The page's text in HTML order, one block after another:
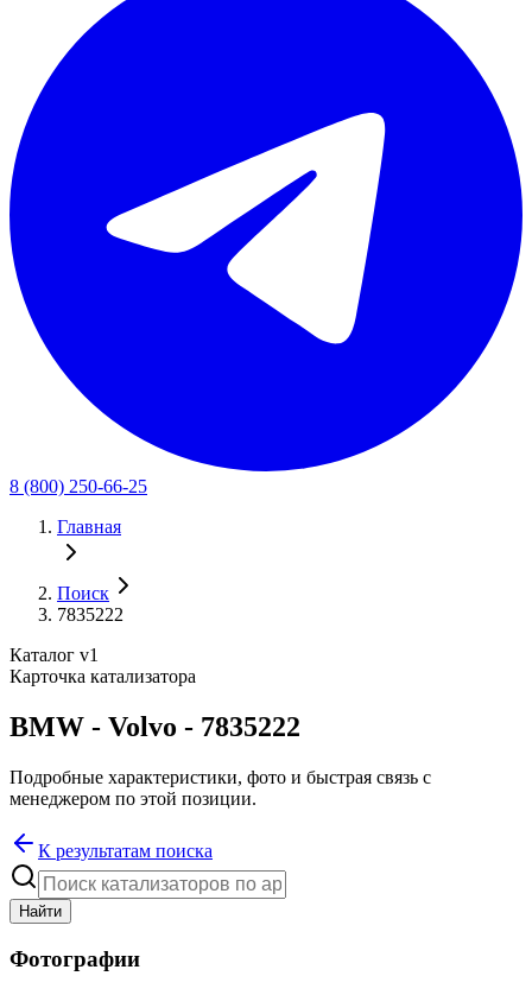
8 (800) 250-66-25
Главная
Поиск
7835222
Каталог v1
Карточка катализатора
BMW - Volvo - 7835222
Подробные характеристики, фото и быстрая связь с
менеджером по этой позиции.
К результатам поиска
Найти
Фотографии